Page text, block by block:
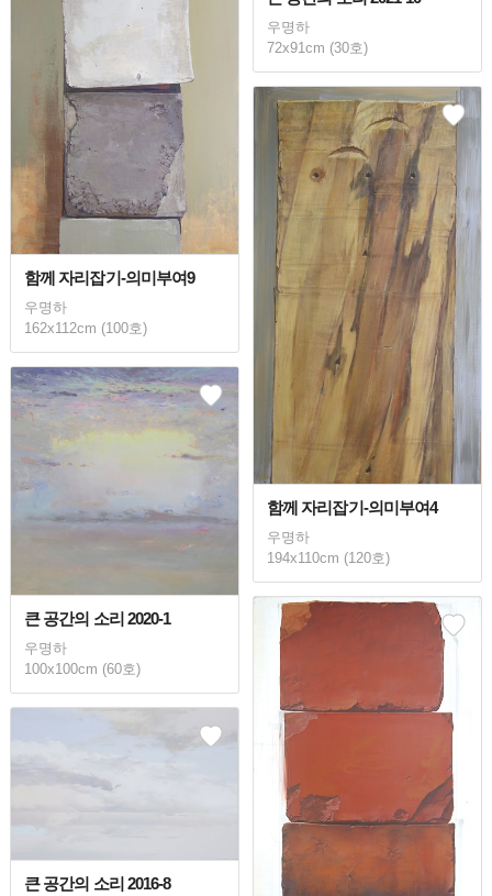
우명하
72x91cm (30호)
함께 자리잡기-의미부여9
우명하
162x112cm (100호)
함께 자리잡기-의미부여4
우명하
194x110cm (120호)
큰 공간의 소리 2020-1
우명하
100x100cm (60호)
큰 공간의 소리 2016-8